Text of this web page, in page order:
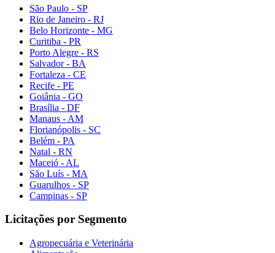
São Paulo - SP
Rio de Janeiro - RJ
Belo Horizonte - MG
Curitiba - PR
Porto Alegre - RS
Salvador - BA
Fortaleza - CE
Recife - PE
Goiânia - GO
Brasília - DF
Manaus - AM
Florianópolis - SC
Belém - PA
Natal - RN
Maceió - AL
São Luís - MA
Guarulhos - SP
Campinas - SP
Licitações por Segmento
Agropecuária e Veterinária